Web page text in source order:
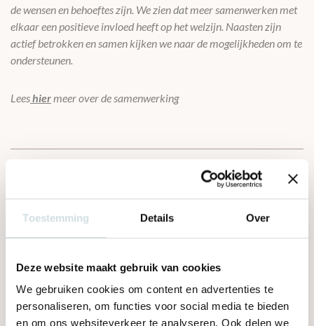
Toestemming Details Over
Deze website maakt gebruik van cookies
We gebruiken cookies om content en advertenties te
personaliseren, om functies voor social media te bieden
en om ons websiteverkeer te analyseren. Ook delen we
de wensen en behoeftes zijn. We zien dat meer samenwerken met
elkaar een positieve invloed heeft op het welzijn. Naasten zijn
actief betrokken en samen kijken we naar de mogelijkheden om te
ondersteunen.
Leeshiermeer over de samenwerking
Gerelateerde berichten